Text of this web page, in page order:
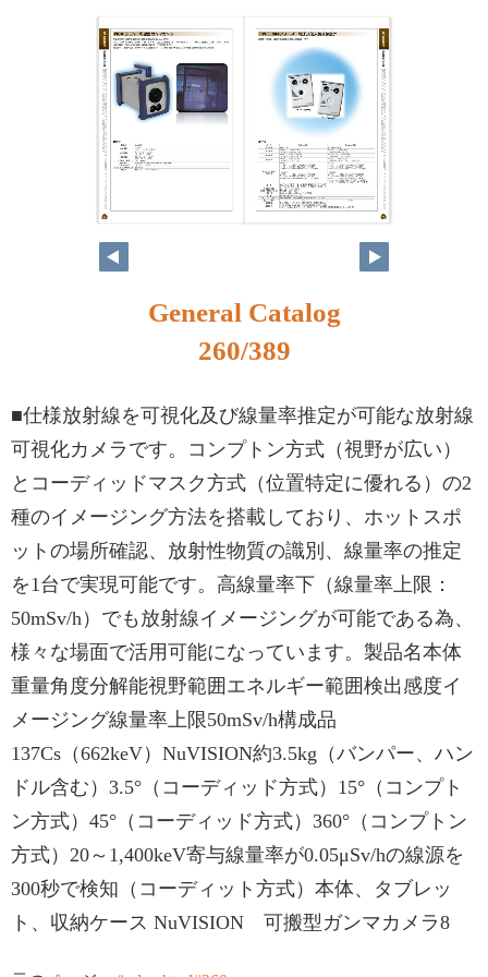
244 245
General Catalog
260/389
■仕様放射線を可視化及び線量率推定が可能な放射線
可視化カメラです。コンプトン方式（視野が広い）
とコーディッドマスク方式（位置特定に優れる）の2
種のイメージング方法を搭載しており、ホットスポ
ットの場所確認、放射性物質の識別、線量率の推定
を1台で実現可能です。高線量率下（線量率上限：
50mSv/h）でも放射線イメージングが可能である為、
様々な場面で活用可能になっています。製品名本体
重量角度分解能視野範囲エネルギー範囲検出感度イ
メージング線量率上限50mSv/h構成品
137Cs（662keV）NuVISION約3.5kg（バンパー、ハン
ドル含む）3.5°（コーディッド方式）15°（コンプト
ン方式）45°（コーディッド方式）360°（コンプトン
方式）20～1,400keV寄与線量率が0.05μSv/hの線源を
300秒で検知（コーディット方式）本体、タブレッ
ト、収納ケース NuVISION 可搬型ガンマカメラ8